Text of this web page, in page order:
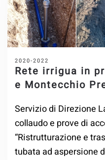
2020-2022
Rete irrigua in
e Montecchio
Servizio di Direzione
collaudo e prove di
“Ristrutturazione e
tubata ad aspersione